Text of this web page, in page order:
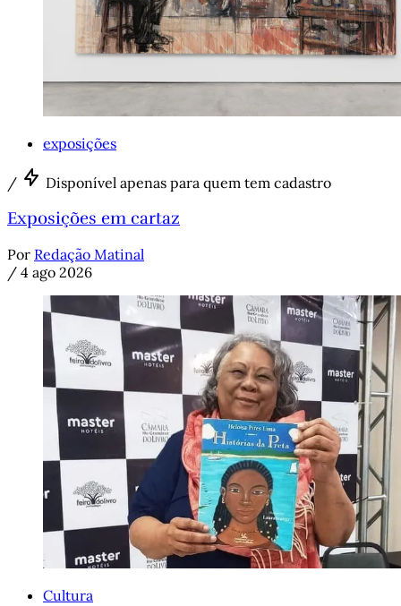
exposições
/ Disponível apenas para quem tem cadastro
Exposições em cartaz
Por Redação Matinal
/ 4 ago 2026
Cultura